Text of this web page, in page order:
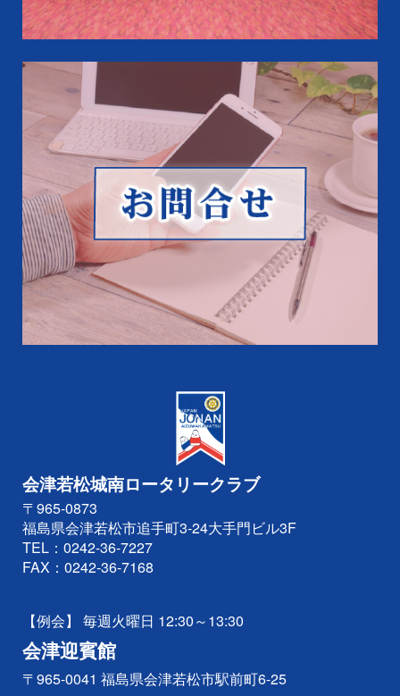
会津若松城南ロータリークラブ
〒965-0873
福島県会津若松市追手町3-24大手門ビル3F
TEL： 0242-36-7227
FAX：0242-36-7168
【例会】 毎週火曜日 12:30～13:30
会津迎賓館
〒965-0041 福島県会津若松市駅前町6-25